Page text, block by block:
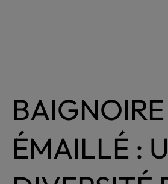
ÉMAILLÉ :